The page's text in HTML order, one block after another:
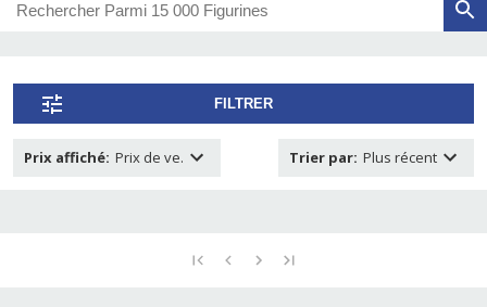
FILTRER
Prix affiché: Prix de ve. Trier par: Plus récent